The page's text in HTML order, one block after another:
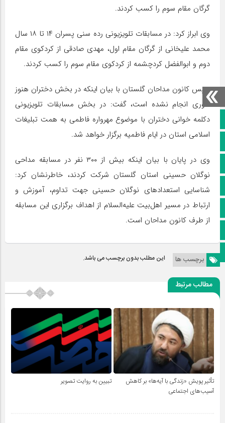
صفحه نخست
کانال سروش
کانال ایتا
آپارات
اینستاگرام
اپلیکیشن بیرق
گرگان مقام سوم را کسب کردند.
وی ابراز کرد: در مسابقات تلویزیونی رده سنی پسران ۱۴ تا ۱۸ سال
محمد علیخانی از گرگان مقام اول، مهدی صادقی از کردکوی مقام
دوم و ابوالفضل کردچشمه از کردکوی مقام سوم را کسب کردند.
رییس کانون مداحان گلستان با بیان اینکه در بخش دختران هنوز
داوری انجام نشده است، گفت: در بخش مسابقات تلویزیونی
دکلمه خوانی دختران با موضوع مهرواره فاطمی به همت تبلیغات
اسلامی استان در ایام فاطمیه برگزار خواهد شد.
وی در پایان با بیان اینکه بیش از ۳۰۰ نفر در مسابقه مداحی
نوگلان حسینی استان گلستان شرکت کردند، خاطرنشان کرد:
شناسایی استعدادهای نوگلان حسینی جهت تداوم، آموزش و
ارتباط در مسیر اهل‌بیت علیه‌السلام از اهداف برگزاری این مسابقه
از طرف کانون مداحان است.
برچسب ها این مطلب بدون برچسب می باشد.
مطالب مرتبط
تأثیر پویش «زندگی با آیه‌ها» بر کاهش
آسیب‌های اجتماعی
تبیین به روایت تصویر